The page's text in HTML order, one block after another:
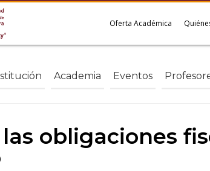
Oferta Académica
Academia Eventos
obligaciones